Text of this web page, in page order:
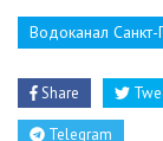
Водоканал
Share
Telegram